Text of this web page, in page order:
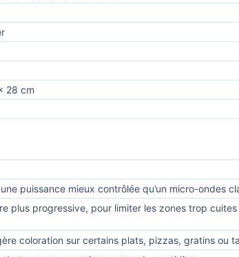
28 cm
puissance mieux contrôlée qu’un micro-ondes
plus progressive, pour limiter les zones trop cuites
coloration sur certains plats, pizzas, gratins ou